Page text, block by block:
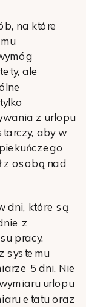
na które
ale
z urlopu
aby w
z osobą nad
dni, które są
z
pracy.
systemu
5 dni. Nie
urlopu
etatu oraz